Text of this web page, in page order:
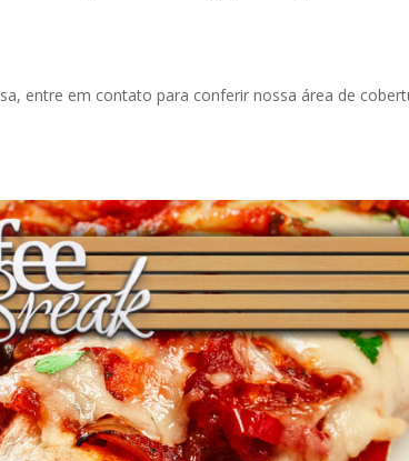
entre em contato para conferir nossa área de